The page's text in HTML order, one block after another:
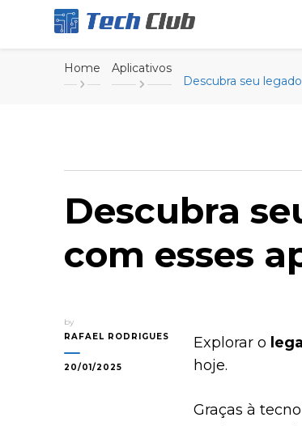
Canal Tech
Home
Aplicativos
Descubra seu
Descubra
com esses
by
RAFAEL RODRIGUES
20/01/2025
Explorar o
hoje.
Graças à